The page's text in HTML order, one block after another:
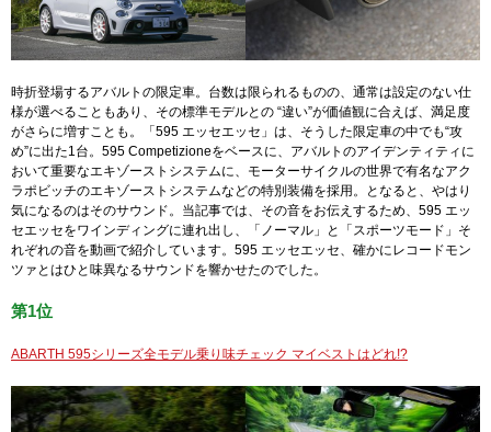
時折登場するアバルトの限定車。台数は限られるものの、通常は設定のない仕
様が選べることもあり、その標準モデルとの “違い”が価値観に合えば、満足度
がさらに増すことも。「595 エッセエッセ」は、そうした限定車の中でも“攻
め”に出た1台。595 Competizioneをベースに、アバルトのアイデンティティに
おいて重要なエキゾーストシステムに、モーターサイクルの世界で有名なアク
ラポビッチのエキゾーストシステムなどの特別装備を採用。となると、やはり
気になるのはそのサウンド。当記事では、その音をお伝えするため、595 エッ
セエッセをワインディングに連れ出し、「ノーマル」と「スポーツモード」そ
れぞれの音を動画で紹介しています。595 エッセエッセ、確かにレコードモン
ツァとはひと味異なるサウンドを響かせたのでした。
第1位
ABARTH 595シリーズ全モデル乗り味チェック マイベストはどれ!?